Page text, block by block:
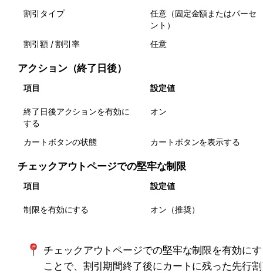
割引タイプ
任意（固定金額またはパーセ
ント）
割引額 / 割引率
任意
アクション（終了日後）
項目 設定値
終了日後アクションを有効に
する
オン
カートボタンの状態 カートボタンを表示する
チェックアウトページでの堅牢な制限
項目 設定値
制限を有効にする オン（推奨）
チェックアウトページでの堅牢な制限を有効に
ことで、割引期間終了後にカートに残った先行